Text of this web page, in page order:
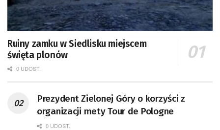
Ruiny zamku w Siedlisku miejscem
święta plonów
0 UDOST.
Prezydent Zielonej Góry o korzyści z
organizacji mety Tour de Pologne
0 UDOST.